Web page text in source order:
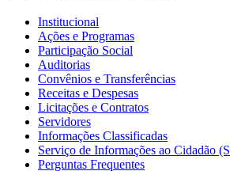
Institucional
Ações e Programas
Participação Social
Auditorias
Convênios e Transferências
Receitas e Despesas
Licitações e Contratos
Servidores
Informações Classificadas
Serviço de Informações ao Cidadão
Perguntas Frequentes